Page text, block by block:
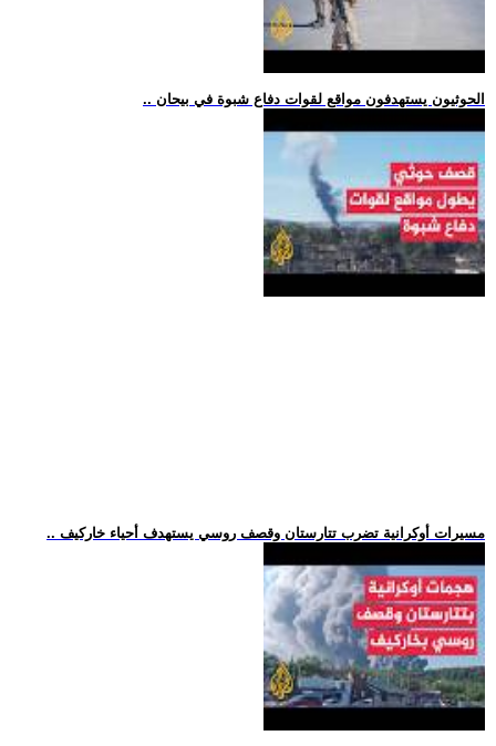
.. الحوثيون يستهدفون مواقع لقوات دفاع شبوة في بيحان
.. مسيرات أوكرانية تضرب تتارستان وقصف روسي يستهدف أحياء خاركيف